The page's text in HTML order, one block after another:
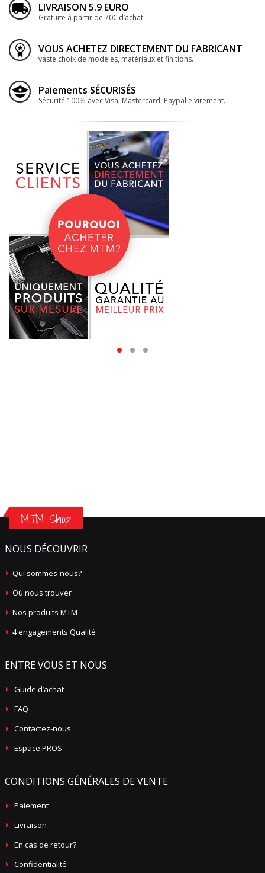
LIVRAISON 5.9 EURO
Gratuite à partir de 70€ d’achat
VOUS ACHETEZ DIRECTEMENT DU FABRICANT
vaste choix de modèles, matériaux et finitions.
Paiements SÉCURISÉS
Sécurité 100% avec Visa, Mastercard, Paypal e virement.
MTM Shop
NOUS DÉCOUVRIR
Qui sommes-nous?
Où nous trouver
Nos produits MTM
4 engagements Qualité
ENTRE VOUS ET NOUS
Guide d’achat
FAQ
Contactez-nous
Espace PROS
CONDITIONS GÉNÉRALES DE VENTE
Paiement
Livraison
En cas de retour?
Confidentialité